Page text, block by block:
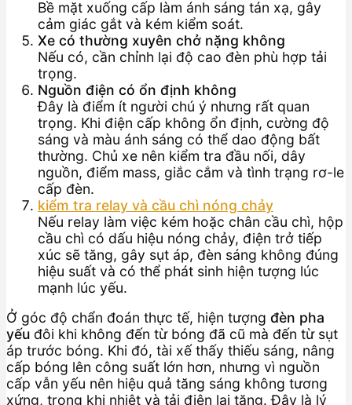
Bề mặt xuống cấp làm ánh sáng tán xạ, gây
cảm giác gắt và kém kiểm soát.
Xe có thường xuyên chở nặng không
Nếu có, cần chỉnh lại độ cao đèn phù hợp tải
trọng.
Nguồn điện có ổn định không
Đây là điểm ít người chú ý nhưng rất quan
trọng. Khi điện cấp không ổn định, cường độ
sáng và màu ánh sáng có thể dao động bất
thường. Chủ xe nên kiểm tra đầu nối, dây
nguồn, điểm mass, giắc cắm và tình trạng rơ-le
cấp đèn.
kiểm tra relay và cầu chì nóng chảy
Nếu relay làm việc kém hoặc chân cầu chì, hộp
cầu chì có dấu hiệu nóng chảy, điện trở tiếp
xúc sẽ tăng, gây sụt áp, đèn sáng không đúng
hiệu suất và có thể phát sinh hiện tượng lúc
mạnh lúc yếu.
Ở góc độ chẩn đoán thực tế, hiện tượng đèn pha
yếu đôi khi không đến từ bóng đã cũ mà đến từ sụt
áp trước bóng. Khi đó, tài xế thấy thiếu sáng, nâng
cấp bóng lên công suất lớn hơn, nhưng vì nguồn
cấp vẫn yếu nên hiệu quả tăng sáng không tương
xứng, trong khi nhiệt và tải điện lại tăng. Đây là lý